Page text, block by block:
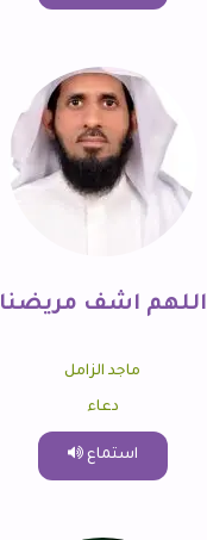
اللهم اشف مريضنا
ماجد الزامل
دعاء
استماع